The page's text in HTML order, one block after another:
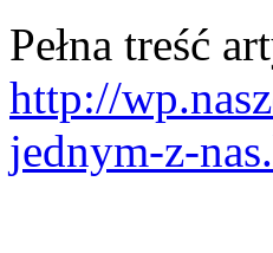
Pełna treść
http://
jednym-z-